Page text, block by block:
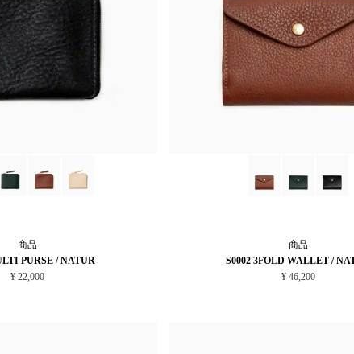
商品
PURSE / NATUR
¥ 22,000
商品
S0002 3FOLD WALLET /
¥ 46,200